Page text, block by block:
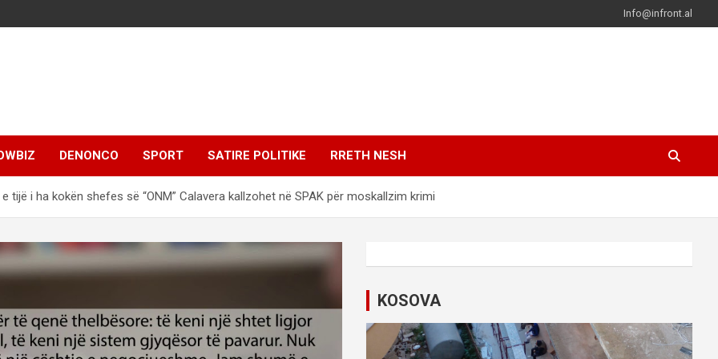
Info@infront.al
DENONCO SPORT SATIRE POLITIKE RRETH NESH
tijë i ha kokën shefes së “ONM” Calavera kallzohet në SPAK për moskallzim krimi
KOSOVA